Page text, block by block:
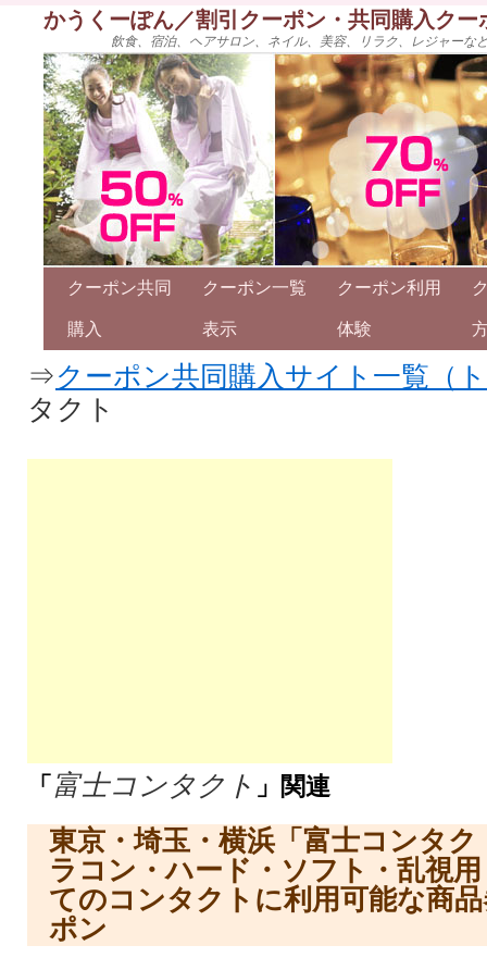
かうくーぽん／割引クーポン・共同購入ク
飲食、宿泊、ヘアサロン、ネイル、美容、リラク、レジャー
クーポン共同
購入
クーポン一覧
表示
クーポン利用
体験
⇒クーポン共同購入サイト一覧（
タクト
「 富士コンタクト 」関連
東京・埼玉・横浜「富士コンタ
ラコン・ハード・ソフト・乱視
てのコンタクトに利用可能な商
ポン